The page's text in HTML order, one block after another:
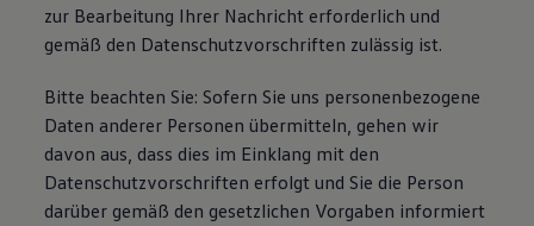
zur Bearbeitung Ihrer Nachricht erforderlich und
gemäß den Datenschutzvorschriften zulässig ist.
Bitte beachten Sie: Sofern Sie uns personenbezogene
Daten anderer Personen übermitteln, gehen wir
davon aus, dass dies im Einklang mit den
Datenschutzvorschriften erfolgt und Sie die Person
darüber gemäß den gesetzlichen Vorgaben informiert